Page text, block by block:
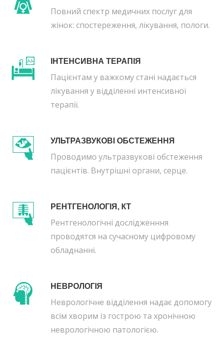
Повний спектр медичних послуг для
жінок: спостереження, лікування, пологи.
ІНТЕНСИВНА ТЕРАПІЯ
Пацієнтам у важкому стані надається
лікування у відділенні интенсивної
терапії.
УЛЬТРАЗВУКОВІ ОБСТЕЖЕННЯ
Проводимо ультразвукові обстеження
пацієнтів. Внутрішні органи, серце.
РЕНТГЕНОЛОГІЯ, КТ
Рентгенологічні дослідженння
проводятся на сучасному цифровому
обладнанні.
НЕВРОЛОГІЯ
Неврологічне відділення надає допомогу
всім хворим із гострою та хронічною
неврологічною патологією.